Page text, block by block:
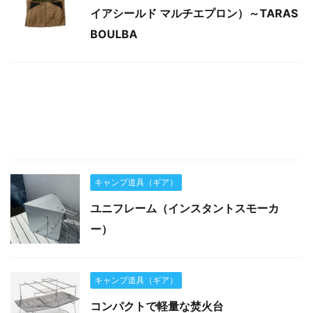
イアシールド マルチエプロン）～TARAS
BOULBA
キャンプ道具（ギア）
ユニフレーム（インスタントスモーカ
ー）
キャンプ道具（ギア）
コンパクトで軽量な焚火台